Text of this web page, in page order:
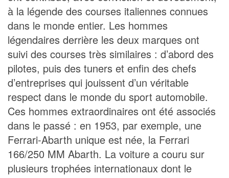
à la légende des courses italiennes connues
dans le monde entier. Les hommes
légendaires derrière les deux marques ont
suivi des courses très similaires : d’abord des
pilotes, puis des tuners et enfin des chefs
d’entreprises qui jouissent d’un véritable
respect dans le monde du sport automobile.
Ces hommes extraordinaires ont été associés
dans le passé : en 1953, par exemple, une
Ferrari-Abarth unique est née, la Ferrari
166/250 MM Abarth. La voiture a couru sur
plusieurs trophées internationaux dont le